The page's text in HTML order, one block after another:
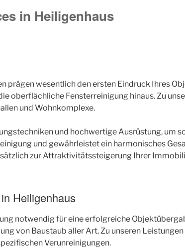
in Heiligenhaus
prägen wesentlich den ersten Eindruck Ihres
oberflächliche Fensterreinigung hinaus. Zu
und Wohnkomplexe.
und hochwertige Ausrüstung, um
und gewährleistet ein harmonisches
zur Attraktivitätssteigerung Ihrer
Heiligenhaus
notwendig für eine erfolgreiche
von Baustaub aller Art. Zu unseren
Verunreinigungen.